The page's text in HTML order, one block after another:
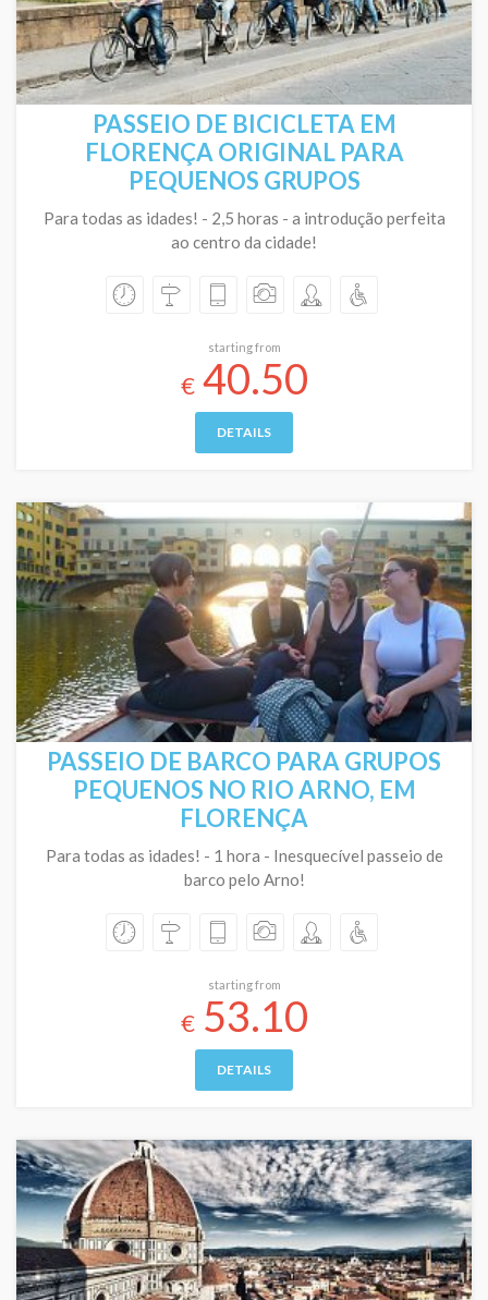
PASSEIO DE BICICLETA EM
FLORENÇA ORIGINAL PARA
PEQUENOS GRUPOS
Para todas as idades! - 2,5 horas - a introdução perfeita
ao centro da cidade!
starting from
€40.50
DETAILS
PASSEIO DE BARCO PARA GRUPOS
PEQUENOS NO RIO ARNO, EM
FLORENÇA
Para todas as idades! - 1 hora - Inesquecível passeio de
barco pelo Arno!
starting from
€53.10
DETAILS